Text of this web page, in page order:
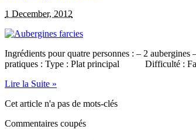
1 December, 2012
Ingrédients pour quatre personnes : – 2
pratiques : Type : Plat principal
Lire la Suite »
Cet article n'a pas de mots-clés
Commentaires coupés